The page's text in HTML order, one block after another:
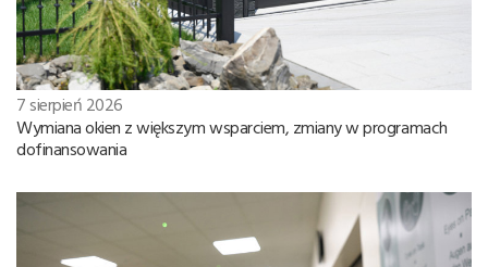
7 sierpień 2026
Wymiana okien z większym wsparciem, zmiany w programach
dofinansowania